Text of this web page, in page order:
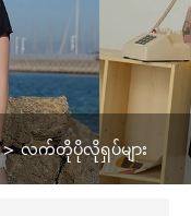
လက်တိုပိုလိုရှပ်များ